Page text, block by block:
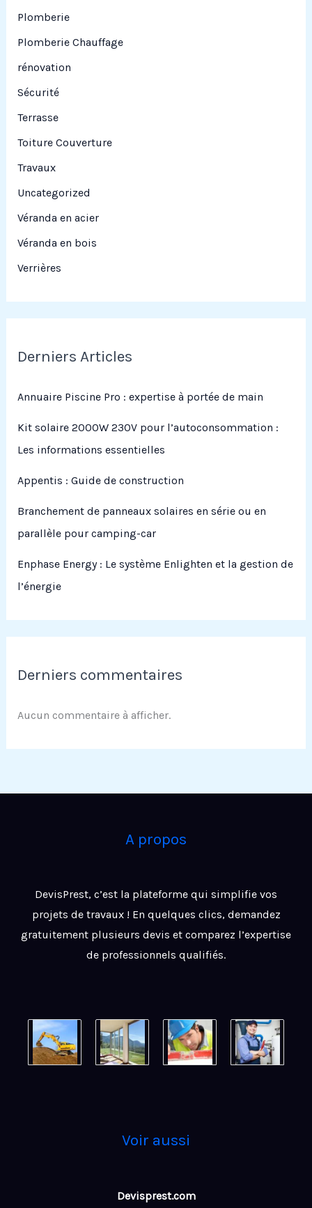
Plomberie
Plomberie Chauffage
rénovation
Sécurité
Terrasse
Toiture Couverture
Travaux
Uncategorized
Véranda en acier
Véranda en bois
Verrières
Derniers Articles
Annuaire Piscine Pro : expertise à portée de main
Kit solaire 2000W 230V pour l’autoconsommation :
Les informations essentielles
Appentis : Guide de construction
Branchement de panneaux solaires en série ou en
parallèle pour camping-car
Enphase Energy : Le système Enlighten et la gestion de
l’énergie
Derniers commentaires
Aucun commentaire à afficher.
A propos
DevisPrest, c’est la plateforme qui simplifie vos
projets de travaux ! En quelques clics, demandez
gratuitement plusieurs devis et comparez l’expertise
de professionnels qualifiés.
Voir aussi
Devisprest.com